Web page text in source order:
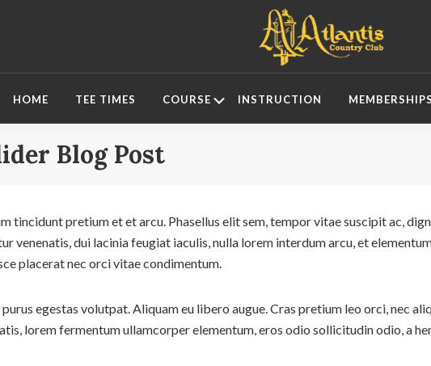
Atlantis
Country
Club
HOME TEE TIMES COURSE Submenu
INSTRUCTION MEMBERSHIPS
Blog Post
tincidunt pretium et et arcu. Phasellus elit sem, tempor vitae suscipit ac,
venenatis, dui lacinia feugiat iaculis, nulla lorem interdum arcu, et
placerat nec orci vitae condimentum.
egestas volutpat. Aliquam eu libero augue. Cras pretium leo orci, nec
lorem fermentum ullamcorper elementum, eros odio sollicitudin odio, a